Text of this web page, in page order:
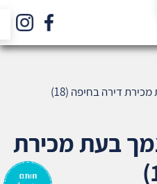
דירה בחיפה (18)
בעת מכירת